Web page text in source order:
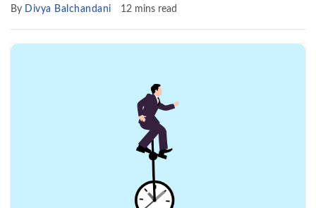
By Divya Balchandani 12 mins read